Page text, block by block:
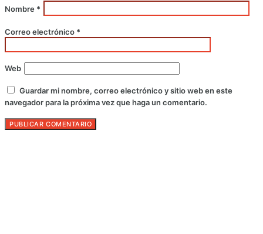
Nombre *
Correo electrónico *
Web
Guardar mi nombre, correo electrónico y sitio web en este
navegador para la próxima vez que haga un comentario.